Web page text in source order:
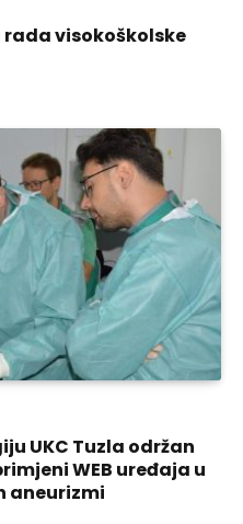
visokoškolske
UKC Tuzla održan
WEB uređaja u
aneurizmi